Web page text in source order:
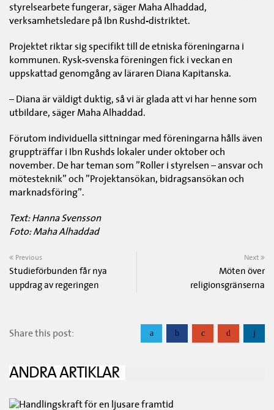
styrelsearbete fungerar, säger Maha Alhaddad,
verksamhetsledare på Ibn Rushd-distriktet.
Projektet riktar sig specifikt till de etniska föreningarna i
kommunen. Rysk-svenska föreningen fick i veckan en
uppskattad genomgång av läraren Diana Kapitanska.
– Diana är väldigt duktig, så vi är glada att vi har henne som
utbildare, säger Maha Alhaddad.
Förutom individuella sittningar med föreningarna hålls även
gruppträffar i Ibn Rushds lokaler under oktober och
november. De har teman som ”Roller i styrelsen – ansvar och
mötesteknik” och ”Projektansökan, bidragsansökan och
marknadsföring”.
Text: Hanna Svensson
Foto: Maha Alhaddad
Previous
Studieförbunden får nya
uppdrag av regeringen
Next
Möten över
religionsgränserna
Share this post: a b c d j
ANDRA ARTIKLAR